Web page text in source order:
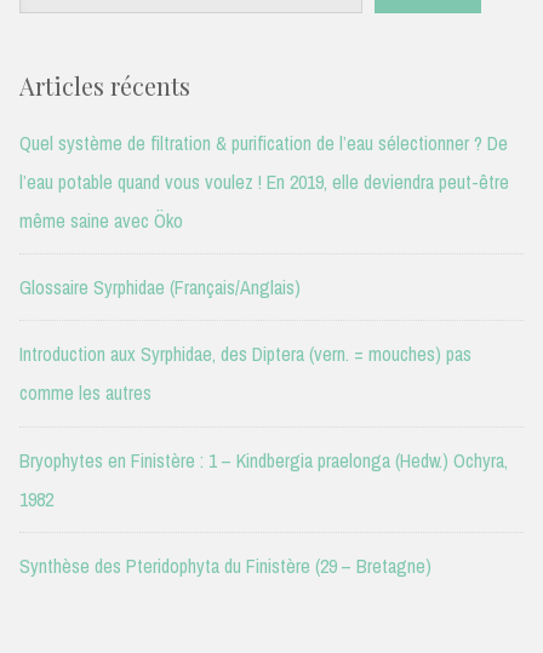
Articles récents
Quel système de filtration & purification de l’eau sélectionner ? De
l’eau potable quand vous voulez ! En 2019, elle deviendra peut-être
même saine avec Öko
Glossaire Syrphidae (Français/Anglais)
Introduction aux Syrphidae, des Diptera (vern. = mouches) pas
comme les autres
Bryophytes en Finistère : 1 – Kindbergia praelonga (Hedw.) Ochyra,
1982
Synthèse des Pteridophyta du Finistère (29 – Bretagne)